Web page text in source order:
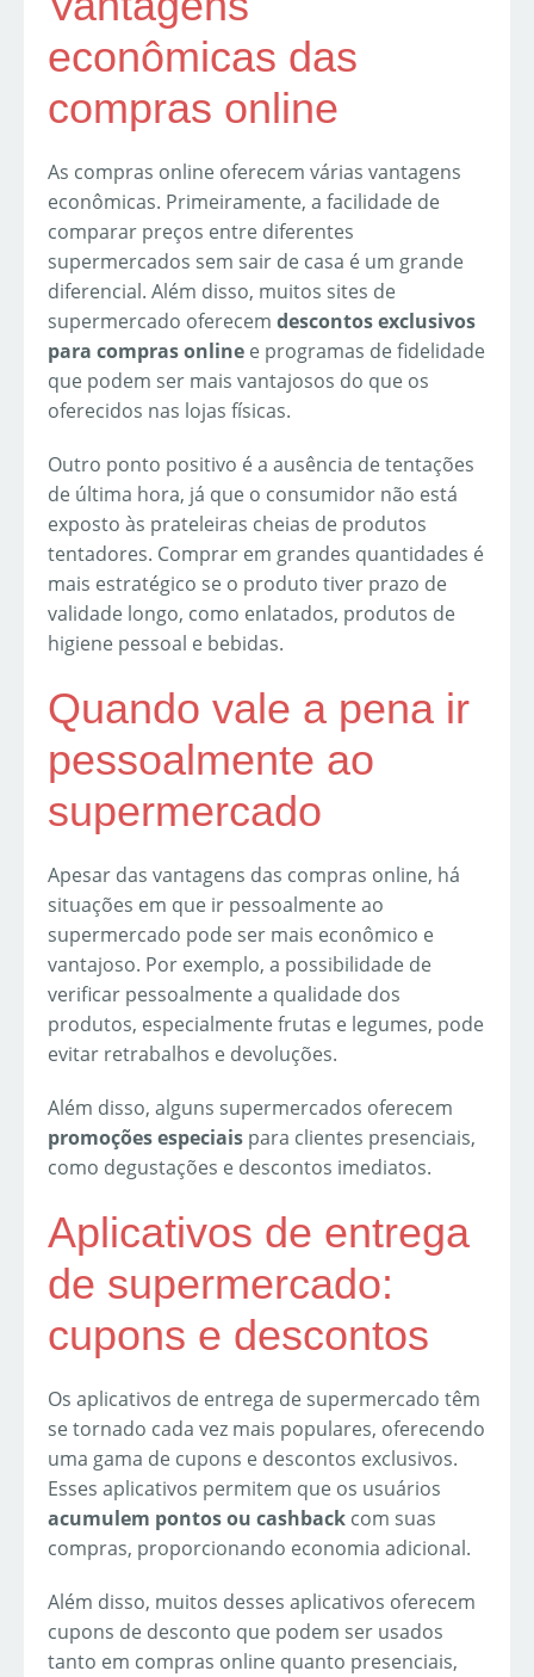
econômicas das
compras online
As compras online oferecem várias vantagens
econômicas. Primeiramente, a facilidade de
comparar preços entre diferentes
supermercados sem sair de casa é um grande
diferencial. Além disso, muitos sites de
supermercado oferecem descontos exclusivos
para compras online e programas de fidelidade
que podem ser mais vantajosos do que os
oferecidos nas lojas físicas.
Outro ponto positivo é a ausência de tentações
de última hora, já que o consumidor não está
exposto às prateleiras cheias de produtos
tentadores. Comprar em grandes quantidades é
mais estratégico se o produto tiver prazo de
validade longo, como enlatados, produtos de
higiene pessoal e bebidas.
Quando vale a pena ir
pessoalmente ao
supermercado
Apesar das vantagens das compras online, há
situações em que ir pessoalmente ao
supermercado pode ser mais econômico e
vantajoso. Por exemplo, a possibilidade de
verificar pessoalmente a qualidade dos
produtos, especialmente frutas e legumes, pode
evitar retrabalhos e devoluções.
Além disso, alguns supermercados oferecem
promoções especiais para clientes presenciais,
como degustações e descontos imediatos.
Aplicativos de entrega
de supermercado:
cupons e descontos
Os aplicativos de entrega de supermercado têm
se tornado cada vez mais populares, oferecendo
uma gama de cupons e descontos exclusivos.
Esses aplicativos permitem que os usuários
acumulem pontos ou cashback com suas
compras, proporcionando economia adicional.
Além disso, muitos desses aplicativos oferecem
cupons de desconto que podem ser usados
tanto em compras online quanto presenciais,